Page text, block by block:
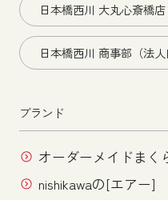
日本橋西川 大丸心斎橋店
日本橋西川 商事部（法人
ブランド
オーダーメイドまく
nishikawaの[エアー]